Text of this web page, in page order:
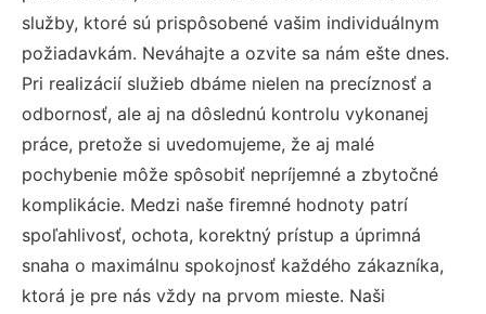
služby, ktoré sú prispôsobené vašim individuálnym
požiadavkám. Neváhajte a ozvite sa nám ešte dnes.
Pri realizácií služieb dbáme nielen na precíznosť a
odbornosť, ale aj na dôslednú kontrolu vykonanej
práce, pretože si uvedomujeme, že aj malé
pochybenie môže spôsobiť nepríjemné a zbytočné
komplikácie. Medzi naše firemné hodnoty patrí
spoľahlivosť, ochota, korektný prístup a úprimná
snaha o maximálnu spokojnosť každého zákazníka,
ktorá je pre nás vždy na prvom mieste. Naši